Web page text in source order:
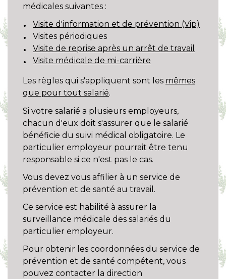
médicales suivantes :
Visite d'information et de prévention (Vip)
Visites périodiques
Visite de reprise après un arrêt de travail
Visite médicale de mi-carrière
Les règles qui s'appliquent sont les mêmes
que pour tout salarié.
Si votre salarié a plusieurs employeurs,
chacun d'eux doit s'assurer que le salarié
bénéficie du suivi médical obligatoire. Le
particulier employeur pourrait être tenu
responsable si ce n'est pas le cas.
Vous devez vous affilier à un service de
prévention et de santé au travail.
Ce service est habilité à assurer la
surveillance médicale des salariés du
particulier employeur.
Pour obtenir les coordonnées du service de
prévention et de santé compétent, vous
pouvez contacter la direction